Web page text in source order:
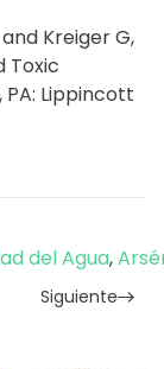
and Kreiger G,
Toxic
PA: Lippincott
del Agua,
Siguiente